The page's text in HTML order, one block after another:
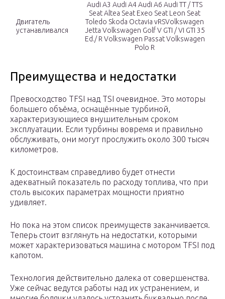
Двигатель
устанавливался
Audi A3 Audi A4 Audi A6 Audi TT / TTS
Seat Altea Seat Exeo Seat Leon Seat
Toledo Skoda Octavia vRSVolkswagen
Jetta Volkswagen Golf V GTI / VI GTI 35
Ed./ R Volkswagen Passat Volkswagen
Polo R
Преимущества и недостатки
Превосходство TFSI над TSI очевидное. Это моторы
большего объёма, оснащённые турбиной,
характеризующиеся внушительным сроком
эксплуатации. Если турбины вовремя и правильно
обслуживать, они могут прослужить около 300 тысяч
километров.
К достоинствам справедливо будет отнести
адекватный показатель по расходу топлива, что при
столь высоких параметрах мощности приятно
удивляет.
Но пока на этом список преимуществ заканчивается.
Теперь стоит взглянуть на недостатки, которыми
может характеризоваться машина с мотором TFSI под
капотом.
Технология действительно далека от совершенства.
Уже сейчас ведутся работы над их устранением, и